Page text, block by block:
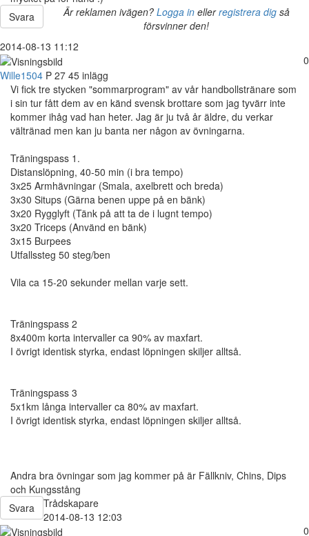
Svara
Är reklamen ivägen? Logga inellerregistrera digså
försvinner den!
2014-08-13 11:12
0
Wille1504 P 27 45 inlägg
Vi fick tre stycken "sommarprogram" av vår handbollstränare som
i sin tur fått dem av en känd svensk brottare som jag tyvärr inte
kommer ihåg vad han heter. Jag är ju två år äldre, du verkar
vältränad men kan ju banta ner någon av övningarna.
Träningspass 1.
Distanslöpning, 40-50 min (i bra tempo)
3x25 Armhävningar (Smala, axelbrett och breda)
3x30 Situps (Gärna benen uppe på en bänk)
3x20 Rygglyft (Tänk på att ta de i lugnt tempo)
3x20 Triceps (Använd en bänk)
3x15 Burpees
Utfallssteg 50 steg/ben
Vila ca 15-20 sekunder mellan varje sett.
Träningspass 2
8x400m korta intervaller ca 90% av maxfart.
I övrigt identisk styrka, endast löpningen skiljer alltså.
Träningspass 3
5x1km långa intervaller ca 80% av maxfart.
I övrigt identisk styrka, endast löpningen skiljer alltså.
Andra bra övningar som jag kommer på är Fällkniv, Chins, Dips
och Kungsstång
Svara
Trådskapare
2014-08-13 12:03
0